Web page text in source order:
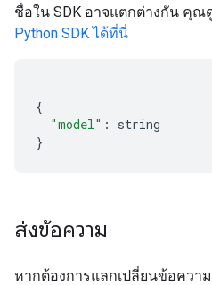
ชื่อใน SDK อาจแตกต่างกัน คุณ
Python SDK ได้ที่นี่
{
"model" :
string
}
ส่งข้อความ
หากต้องการแลกเปลี่ยนข้อควา